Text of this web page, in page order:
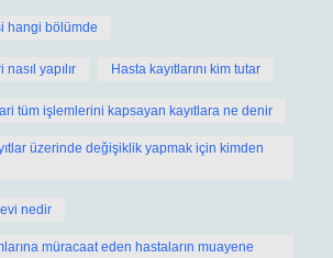
hangi bölümde
yapılır Hasta kayıtlarını kim tutar
tüm işlemlerini kapsayan kayıtlara ne denir
üzerinde değişiklik yapmak için kimden
nedir
müracaat eden hastaların muayene